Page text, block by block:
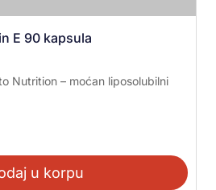
E 90 kapsula
Nutrition – moćan liposolubilni
u korpu